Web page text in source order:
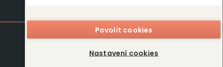
Povolit cookies
Nastavení cookies
Knihy
Autoři
Foreign Rights